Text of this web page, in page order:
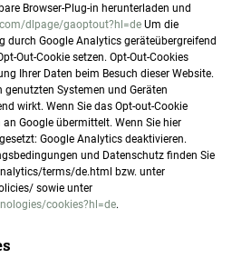
Browser-Plug-in herunterladen und
dlpage/gaoptout?hl=de Um die
durch Google Analytics geräteübergreifend
Out-Cookie setzen. Opt-Out-Cookies
Ihrer Daten beim Besuch dieser Website.
Systemen und Geräten
wirkt. Wenn Sie das Opt-out-Cookie
Google übermittelt. Wenn Sie hier
Google Analytics deaktivieren.
und Datenschutz finden Sie
terms/de.html bzw. unter
sowie unter
cookies?hl=de.